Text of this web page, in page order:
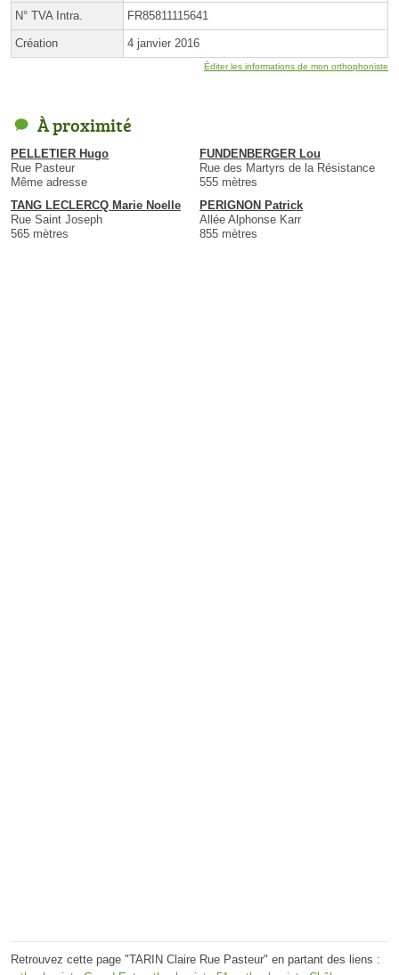
N° TVA Intra. FR85811115641
Création 4 janvier 2016
Éditer les informations de mon orthophoniste
À proximité
PELLETIER Hugo
Rue Pasteur
Même adresse
FUNDENBERGER Lou
Rue des Martyrs de la Résistance
555 mètres
TANG LECLERCQ Marie Noelle
Rue Saint Joseph
565 mètres
PERIGNON Patrick
Allée Alphonse Karr
855 mètres
Retrouvez cette page "TARIN Claire Rue Pasteur" en partant des liens :